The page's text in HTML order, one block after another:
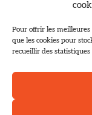
Pour offrir les meilleures
que les cookies pour
recueillir des